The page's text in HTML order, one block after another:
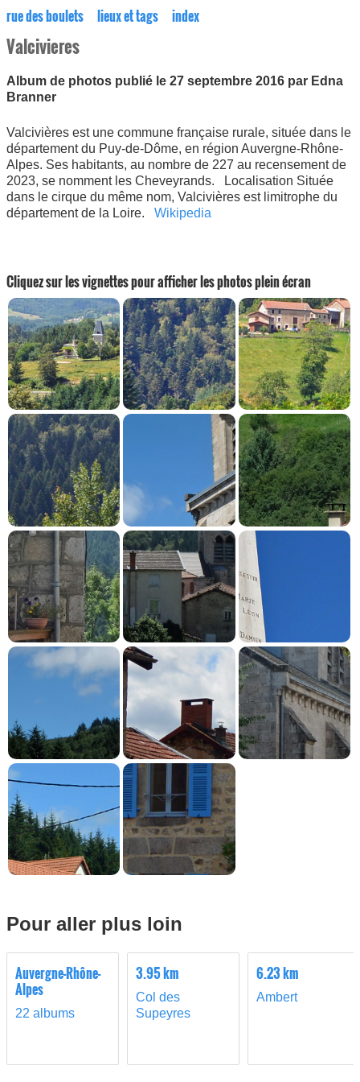
rue des boulets lieux et tags index
Valcivieres
Album de photos publié le 27 septembre 2016 par Edna
Branner
Valcivières est une commune française rurale, située dans le
département du Puy-de-Dôme, en région Auvergne-Rhône-
Alpes. Ses habitants, au nombre de 227 au recensement de
2023, se nomment les Cheveyrands. Localisation Située
dans le cirque du même nom, Valcivières est limitrophe du
département de la Loire. Wikipedia
Cliquez sur les vignettes pour afficher les photos plein écran
Pour aller plus loin
Auvergne-Rhône-
Alpes
22 albums
3.95 km
Col des
Supeyres
6.23 km
Ambert